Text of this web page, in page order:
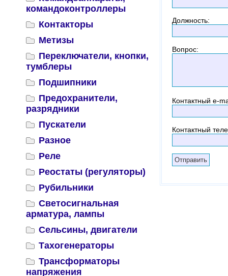
командоконтроллеры
Контакторы
Метизы
Переключатели, кнопки,
тумблеры
Подшипники
Предохранители,
разрядники
Пускатели
Разное
Реле
Реостаты (регуляторы)
Рубильники
Светосигнальная
арматура, лампы
Сельсины, двигатели
Тахогенераторы
Трансформаторы
напряжения
Должность:
Вопрос:
Контактный e-
Контактный